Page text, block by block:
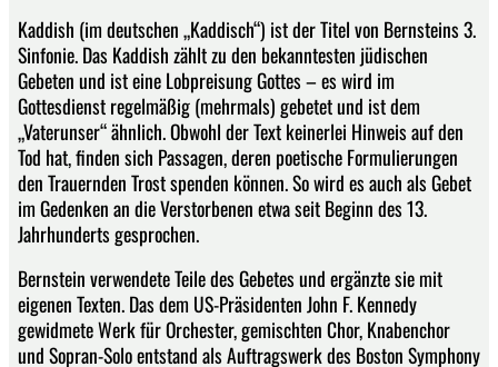
Kaddish (im deutschen „Kaddisch“) ist der Titel von Bernsteins 3.
Sinfonie. Das Kaddish zählt zu den bekanntesten jüdischen
Gebeten und ist eine Lobpreisung Gottes – es wird im
Gottesdienst regelmäßig (mehrmals) gebetet und ist dem
„Vaterunser“ ähnlich. Obwohl der Text keinerlei Hinweis auf den
Tod hat, finden sich Passagen, deren poetische Formulierungen
den Trauernden Trost spenden können. So wird es auch als Gebet
im Gedenken an die Verstorbenen etwa seit Beginn des 13.
Jahrhunderts gesprochen.
Bernstein verwendete Teile des Gebetes und ergänzte sie mit
eigenen Texten. Das dem US-Präsidenten John F. Kennedy
gewidmete Werk für Orchester, gemischten Chor, Knabenchor
und Sopran-Solo entstand als Auftragswerk des Boston Symphony